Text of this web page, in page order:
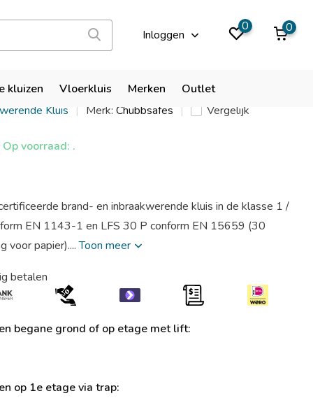
Inloggen
0 0
kluizen Vloerkluis Merken Outlet
9,9
Senator G1 30 KL
Kluis Merk:Chubbsafes Vergelijk
Op voorraad: .
brand- en inbraakwerende kluis in de klasse 1 /
EN 1143-1 en LFS 30 P conform EN 15659 (30
voor papier)....Toon meer
betalen
begane grond of op etage met lift:
op 1e etage via trap: